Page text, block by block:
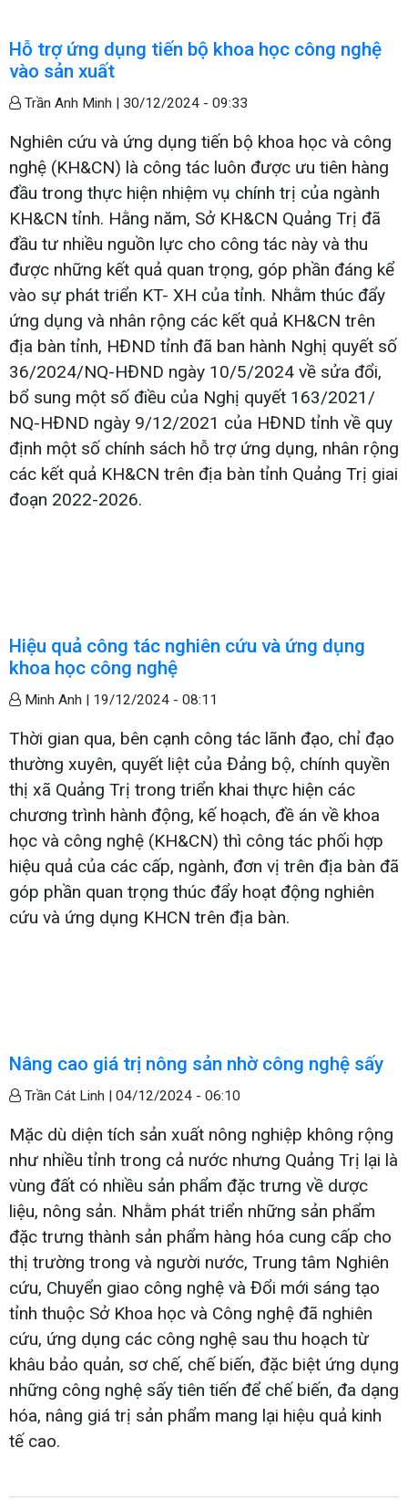
Hỗ trợ ứng dụng tiến bộ khoa học công nghệ
vào sản xuất
Trần Anh Minh | 30/12/2024 - 09:33
Nghiên cứu và ứng dụng tiến bộ khoa học và công
nghệ (KH&CN) là công tác luôn được ưu tiên hàng
đầu trong thực hiện nhiệm vụ chính trị của ngành
KH&CN tỉnh. Hằng năm, Sở KH&CN Quảng Trị đã
đầu tư nhiều nguồn lực cho công tác này và thu
được những kết quả quan trọng, góp phần đáng kể
vào sự phát triển KT- XH của tỉnh. Nhằm thúc đẩy
ứng dụng và nhân rộng các kết quả KH&CN trên
địa bàn tỉnh, HĐND tỉnh đã ban hành Nghị quyết số
36/2024/NQ-HĐND ngày 10/5/2024 về sửa đổi,
bổ sung một số điều của Nghị quyết 163/2021/
NQ-HĐND ngày 9/12/2021 của HĐND tỉnh về quy
định một số chính sách hỗ trợ ứng dụng, nhân rộng
các kết quả KH&CN trên địa bàn tỉnh Quảng Trị giai
đoạn 2022-2026.
Hiệu quả công tác nghiên cứu và ứng dụng
khoa học công nghệ
Minh Anh | 19/12/2024 - 08:11
Thời gian qua, bên cạnh công tác lãnh đạo, chỉ đạo
thường xuyên, quyết liệt của Đảng bộ, chính quyền
thị xã Quảng Trị trong triển khai thực hiện các
chương trình hành động, kế hoạch, đề án về khoa
học và công nghệ (KH&CN) thì công tác phối hợp
hiệu quả của các cấp, ngành, đơn vị trên địa bàn đã
góp phần quan trọng thúc đẩy hoạt động nghiên
cứu và ứng dụng KHCN trên địa bàn.
Nâng cao giá trị nông sản nhờ công nghệ sấy
Trần Cát Linh | 04/12/2024 - 06:10
Mặc dù diện tích sản xuất nông nghiệp không rộng
như nhiều tỉnh trong cả nước nhưng Quảng Trị lại là
vùng đất có nhiều sản phẩm đặc trưng về dược
liệu, nông sản. Nhằm phát triển những sản phẩm
đặc trưng thành sản phẩm hàng hóa cung cấp cho
thị trường trong và người nước, Trung tâm Nghiên
cứu, Chuyển giao công nghệ và Đổi mới sáng tạo
tỉnh thuộc Sở Khoa học và Công nghệ đã nghiên
cứu, ứng dụng các công nghệ sau thu hoạch từ
khâu bảo quản, sơ chế, chế biến, đặc biệt ứng dụng
những công nghệ sấy tiên tiến để chế biến, đa dạng
hóa, nâng giá trị sản phẩm mang lại hiệu quả kinh
tế cao.